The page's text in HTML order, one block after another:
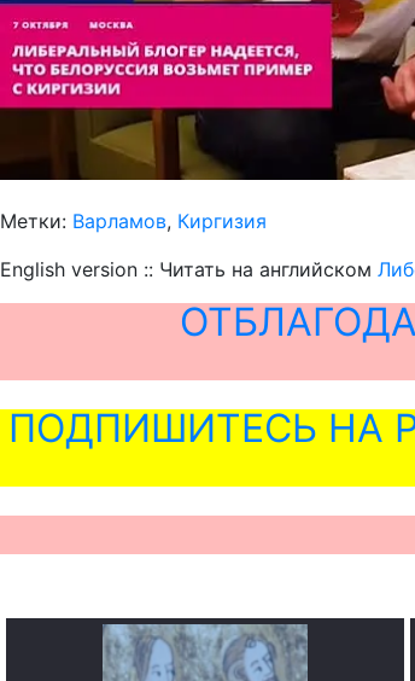
Метки: Варламов, Киргизия
English version :: Читать на английском
ПОДПИШИТЕСЬ НА